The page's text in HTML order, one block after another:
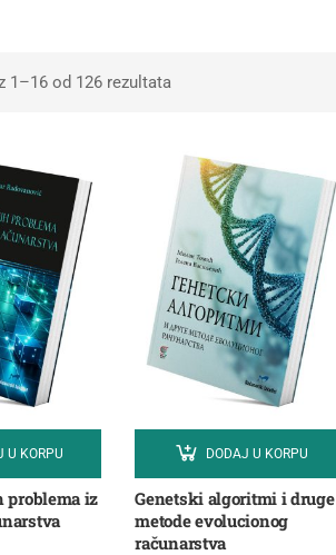
1–16 od 126 rezultata
problema iz
U KORPU
Genetski algoritmi i druge
metode evolucionog
računarstva
DODAJ U KORPU